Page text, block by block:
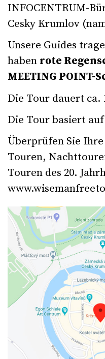
INFOCENTRUM-
Cesky Krumlov
Unsere Guides
haben rote
MEETING POINT-
Die Tour dauert ca.
Die Tour basiert
Überprüfen Sie
Touren,
Touren des 20.